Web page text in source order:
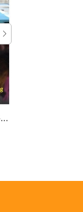
cuộn Dây đồng size 0.8mm nhiều màu làm handmade, trang sức(khoảng 2 mét)